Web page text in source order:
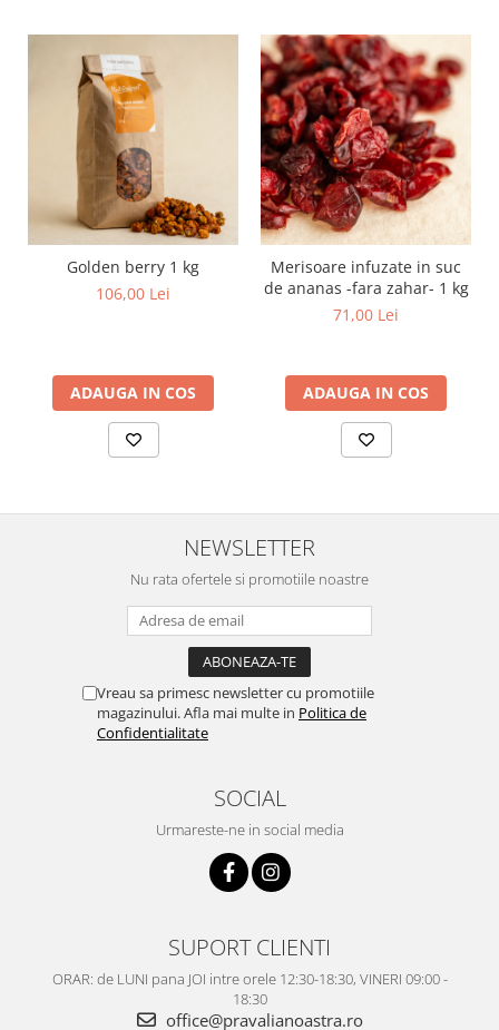
Golden berry 1 kg
106,00 Lei
ADAUGA IN COS
Merisoare infuzate in suc
de ananas -fara zahar- 1 kg
71,00 Lei
ADAUGA IN COS
NEWSLETTER
Nu rata ofertele si promotiile noastre
Vreau sa primesc newsletter cu promotiile
magazinului. Afla mai multe in Politica de
Confidentialitate
SOCIAL
Urmareste-ne in social media
SUPORT CLIENTI
ORAR: de LUNI pana JOI intre orele 12:30-18:30, VINERI 09:00 -
18:30
office@pravalianoastra.ro